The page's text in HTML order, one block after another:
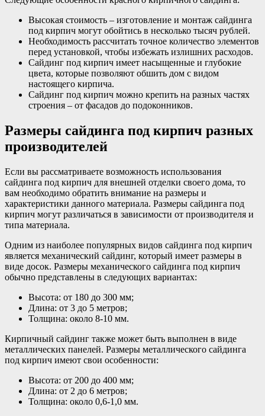
Высокая стоимость – изготовление и монтаж сайдинга
под кирпич могут обойтись в несколько тысяч рублей.
Необходимость рассчитать точное количество элементов
перед установкой, чтобы избежать излишних расходов.
Сайдинг под кирпич имеет насыщенные и глубокие
цвета, которые позволяют обшить дом с видом
настоящего кирпича.
Сайдинг под кирпич можно крепить на разных частях
строения – от фасадов до подоконников.
Размеры сайдинга под кирпич разных
производителей
Если вы рассматриваете возможность использования
сайдинга под кирпич для внешней отделки своего дома, то
вам необходимо обратить внимание на размеры и
характеристики данного материала. Размеры сайдинга под
кирпич могут различаться в зависимости от производителя и
типа материала.
Одним из наиболее популярных видов сайдинга под кирпич
является механический сайдинг, который имеет размеры в
виде досок. Размеры механического сайдинга под кирпич
обычно представлены в следующих вариантах:
Высота: от 180 до 300 мм;
Длина: от 3 до 5 метров;
Толщина: около 8-10 мм.
Кирпичный сайдинг также может быть выполнен в виде
металлических панелей. Размеры металлического сайдинга
под кирпич имеют свои особенности:
Высота: от 200 до 400 мм;
Длина: от 2 до 6 метров;
Толщина: около 0,6-1,0 мм.